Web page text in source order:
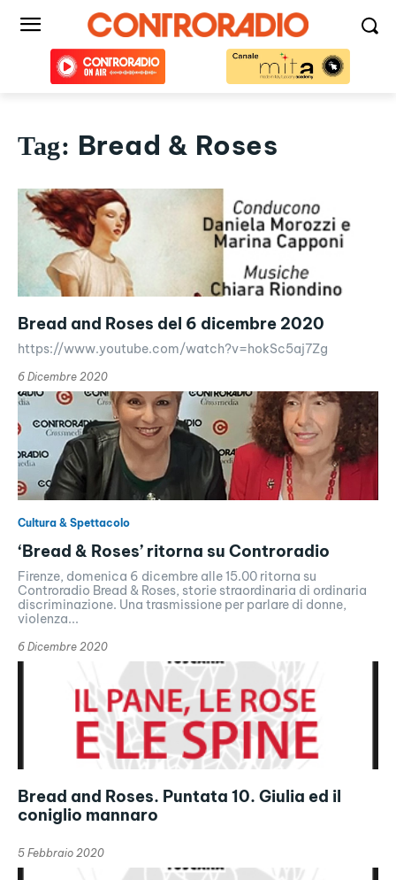
Tag: Bread & Roses
Bread and Roses del 6 dicembre 2020
https://www.youtube.com/watch?v=hokSc5aj7Zg
6 Dicembre 2020
Cultura & Spettacolo
‘Bread & Roses’ ritorna su Controradio
Firenze, domenica 6 dicembre alle 15.00 ritorna su
Controradio Bread & Roses, storie straordinaria di ordinaria
discriminazione. Una trasmissione per parlare di donne,
violenza...
6 Dicembre 2020
Bread and Roses. Puntata 10. Giulia ed il
coniglio mannaro
5 Febbraio 2020